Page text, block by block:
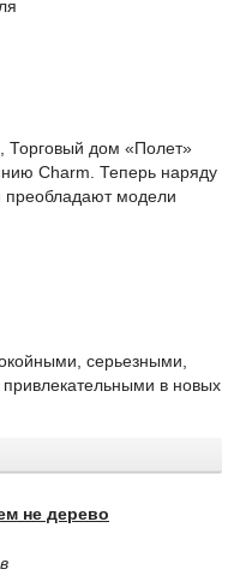
дом «Полет»
Charm. Теперь наряду
преобладают модели
серьезными,
в новых
не дерево